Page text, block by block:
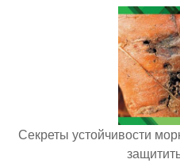
Секреты устойчивости